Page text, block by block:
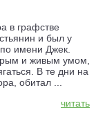
в графстве
и был у
имени Джек.
и живым умом,
В те дни на
обитал ...
читать